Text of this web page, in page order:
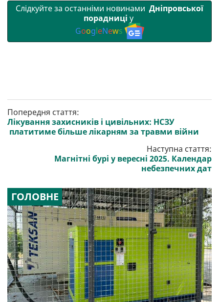
Слідкуйте за останніми новинами Дніпровської
порадниці у
GoogleNews
Попередня стаття:
Лікування захисників і цивільних: НСЗУ
платитиме більше лікарням за травми війни
Наступна стаття:
Магнітні бурі у вересні 2025. Календар
небезпечних дат
ГОЛОВНЕ